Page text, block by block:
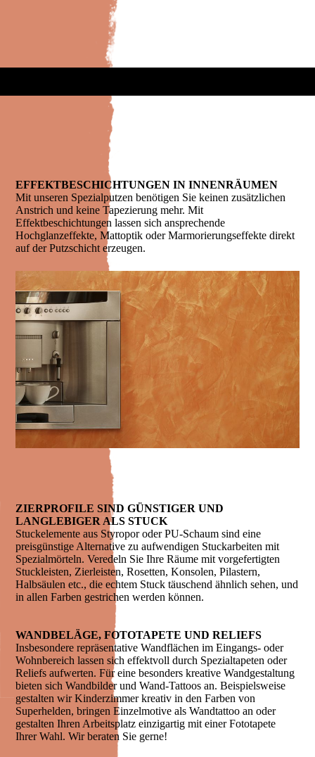
EFFEKTBESCHICHTUNGEN IN INNENRÄUMEN
Mit unseren Spezialputzen benötigen Sie keinen zusätzlichen
Anstrich und keine Tapezierung mehr. Mit
Effektbeschichtungen lassen sich ansprechende
Hochglanzeffekte, Mattoptik oder Marmorierungseffekte direkt
auf der Putzschicht erzeugen.
ZIERPROFILE SIND GÜNSTIGER UND
LANGLEBIGER ALS STUCK
Stuckelemente aus Styropor oder PU-Schaum sind eine
preisgünstige Alternative zu aufwendigen Stuckarbeiten mit
Spezialmörteln. Veredeln Sie Ihre Räume mit vorgefertigten
Stuckleisten, Zierleisten, Rosetten, Konsolen, Pilastern,
Halbsäulen etc., die echtem Stuck täuschend ähnlich sehen, und
in allen Farben gestrichen werden können.
WANDBELÄGE, FOTOTAPETE UND RELIEFS
Insbesondere repräsentative Wandflächen im Eingangs- oder
Wohnbereich lassen sich effektvoll durch Spezialtapeten oder
Reliefs aufwerten. Für eine besonders kreative Wandgestaltung
bieten sich Wandbilder und Wand-Tattoos an. Beispielsweise
gestalten wir Kinderzimmer kreativ in den Farben von
Superhelden, bringen Einzelmotive als Wandtattoo an oder
gestalten Ihren Arbeitsplatz einzigartig mit einer Fototapete
Ihrer Wahl. Wir beraten Sie gerne!